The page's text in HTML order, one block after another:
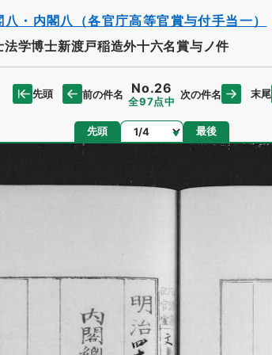
・内閣八（各官庁高等官賞与付手当一）
学博士新渡戸稲造外十六名賞与ノ件
先頭 前の件名 No.26
全97点中
次の件名 末尾
先頭 ページ 最後